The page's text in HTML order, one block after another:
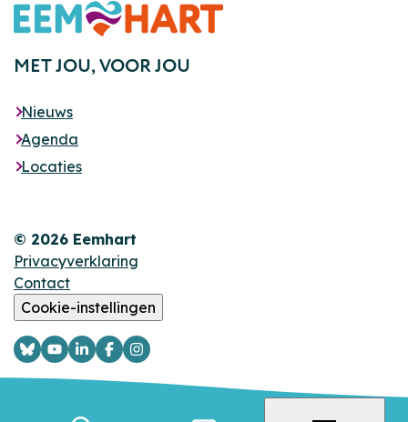
Footer
MET JOU,VOOR JOU
Nieuws
Agenda
Locaties
© 2026 Eemhart
Privacyverklaring
Contact
Cookie-instellingen
Logo
Bsky
Logo
YouTube
Logo
LinkedIn
Logo
Facebook
Logo
Instagram